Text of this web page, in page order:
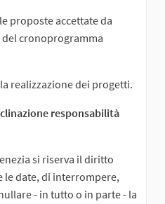
proposte accettate da
cronoprogramma
realizzazione dei progetti.
responsabilità
si riserva il diritto
le date, di interrompere,
- in tutto o in parte - la